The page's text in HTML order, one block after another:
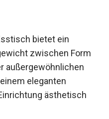
bietet ein
zwischen Form
außergewöhnlichen
eleganten
ästhetisch